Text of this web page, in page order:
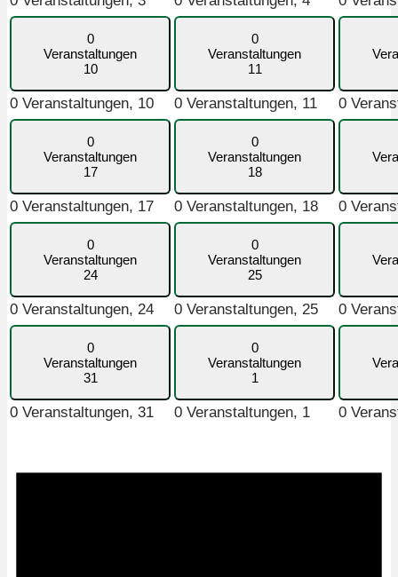
0
Veranstaltungen
10
0 Veranstaltungen, 10
0
Veranstaltungen
11
0 Veranstaltungen, 11 0
0
Veranstaltungen
17
0 Veranstaltungen, 17
0
Veranstaltungen
18
0 Veranstaltungen, 18 0
0
Veranstaltungen
24
0 Veranstaltungen, 24
0
Veranstaltungen
25
0 Veranstaltungen, 25 0
0
Veranstaltungen
31
0 Veranstaltungen, 31
0
Veranstaltungen
1
0 Veranstaltungen, 1 0